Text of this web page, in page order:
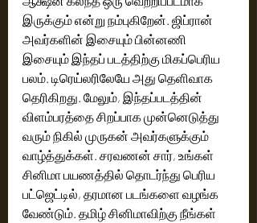
இருக்கும் என்று நம்புகிறேன். ஜிப்ரான்
அவர்களின் இசையும் பின்னணி
இசையும் இந்தப் படத்திற்கு மிகப்பெரிய
பலம். டிரெய்லரிலேயே அது தெளிவாக
தெரிகிறது. மேலும், இந்தப்படத்தின்
விளம்பரத்தை சிறப்பாக முன்னெடுத்து
வரும் நிகில் முருகன் அவர்களுக்கும்
வாழ்த்துக்கள். சரவணன் சார், உங்கள்
சினிமா பயணத்தில் தொடர்ந்து பெரிய
பட்ஜெட்டில், தரமான படங்களை வழங்க
வேண்டும். தமிழ் சினிமாவிற்கு நீங்கள்